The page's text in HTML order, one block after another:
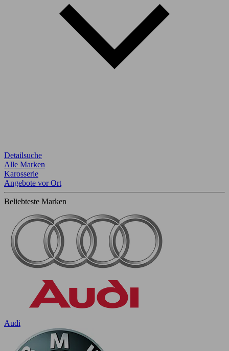
Detailsuche
Alle Marken
Karosserie
Angebote vor Ort
Beliebteste Marken
Audi